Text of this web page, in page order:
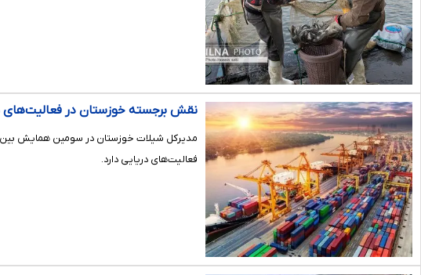
نقش برجسته خوزستان در فعالیت‌های
مدیرکل شیلات خوزستان در سومین همایش
فعالیت‌های دریایی دارد.